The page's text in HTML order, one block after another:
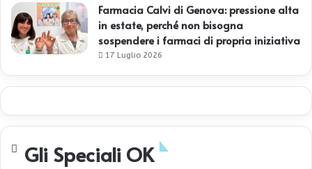
Farmacia Calvi di Genova: pressione alta
in estate, perché non bisogna
sospendere i farmaci di propria iniziativa
17 Luglio 2026
Gli Speciali OK